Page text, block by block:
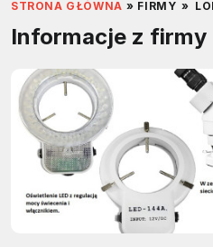
STRONA GŁÓWNA » FIRMY »
Informacje z firmy